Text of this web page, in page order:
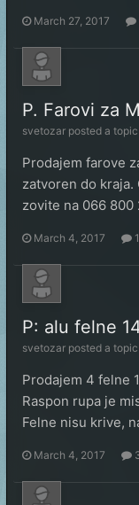
March 27, 2017
P. Farovi za
svetozar posted a
Prodajem farove
zatvoren do
zovite na 066 800
March 4, 2017
P: alu felne
svetozar posted a
Prodajem 4 felne
Raspon rupa je
Felne nisu krive,
March 4, 2017